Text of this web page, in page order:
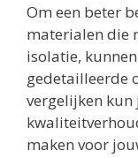
Om een beter
materialen die
isolatie,
gedetailleerde
vergelijken kun
maken voor